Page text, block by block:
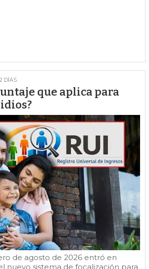
DÍAS
que aplica para
de agosto de 2026 entró en
nuevo sistema de focalización para